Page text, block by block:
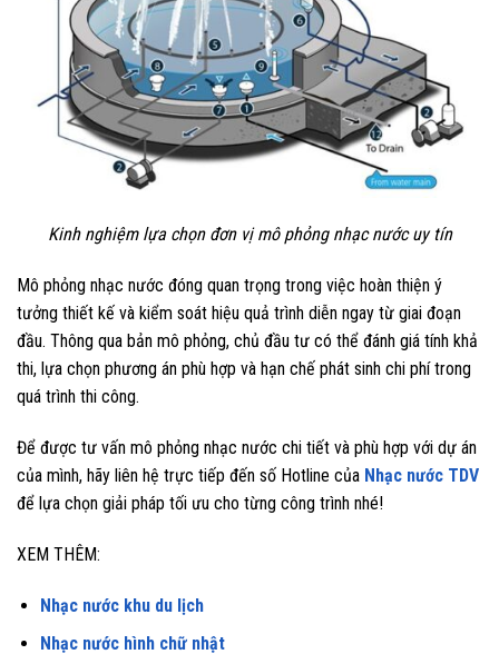
Kinh nghiệm lựa chọn đơn vị mô phỏng nhạc nước uy tín
Mô phỏng nhạc nước đóng quan trọng trong việc hoàn thiện ý
tưởng thiết kế và kiểm soát hiệu quả trình diễn ngay từ giai đoạn
đầu. Thông qua bản mô phỏng, chủ đầu tư có thể đánh giá tính khả
thi, lựa chọn phương án phù hợp và hạn chế phát sinh chi phí trong
quá trình thi công.
Để được tư vấn mô phỏng nhạc nước chi tiết và phù hợp với dự án
của mình, hãy liên hệ trực tiếp đến số Hotline của Nhạc nước TDV
để lựa chọn giải pháp tối ưu cho từng công trình nhé!
XEM THÊM:
Nhạc nước khu du lịch
Nhạc nước hình chữ nhật